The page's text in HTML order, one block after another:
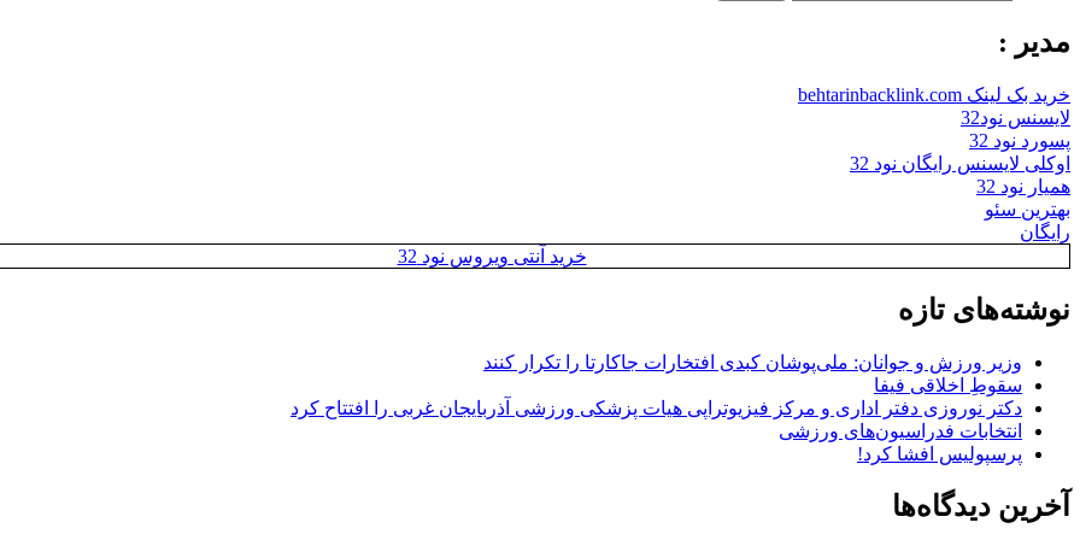
مدیر :
خرید بک لینک behtarinbacklink.com
لایسنس نود32
پسورد نود 32
اوکلی لایسنس رایگان نود 32
همیار نود 32
بهترین سئو
رایگان
خرید آنتی ویروس نود 32
نوشته‌های تازه
وزیر ورزش و جوانان: ملی‌پوشان کبدی افتخارات جاکارتا را تکرار کنند
سقوطِ اخلاقی فیفا
دکتر نوروزی دفتر اداری و مرکز فیزیوتراپی هیات پزشکی ورزشی آذربایجان غربی را افتتاح کرد
انتخابات فدراسیون‌های ورزشی
پرسپولیس افشا کرد!
آخرین دیدگاه‌ها